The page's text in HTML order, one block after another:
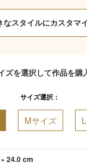
なスタイルにカスタマ
ズを選択して作品を購
サイズ選択：
Mサイズ
24.0 cm